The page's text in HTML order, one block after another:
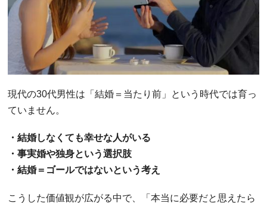
現代の30代男性は「結婚＝当たり前」という時代では育っ
ていません。
・結婚しなくても幸せな人がいる
・事実婚や独身という選択肢
・結婚＝ゴールではないという考え
こうした価値観が広がる中で、「本当に必要だと思えたら